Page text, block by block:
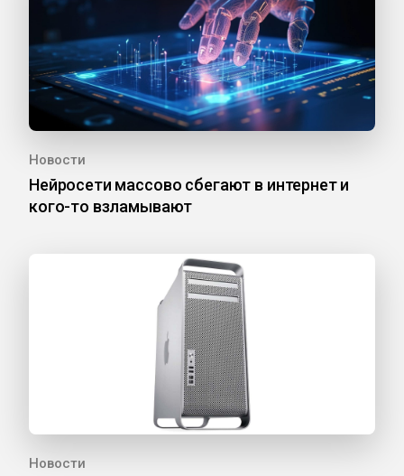
Новости
Нейросети массово сбегают в интернет и
кого-то взламывают
Новости